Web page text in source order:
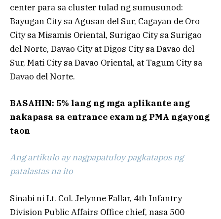
center para sa cluster tulad ng sumusunod:
Bayugan City sa Agusan del Sur, Cagayan de Oro
City sa Misamis Oriental, Surigao City sa Surigao
del Norte, Davao City at Digos City sa Davao del
Sur, Mati City sa Davao Oriental, at Tagum City sa
Davao del Norte.
BASAHIN: 5% lang ng mga aplikante ang
nakapasa sa entrance exam ng PMA ngayong
taon
Ang artikulo ay nagpapatuloy pagkatapos ng
patalastas na ito
Sinabi ni Lt. Col. Jelynne Fallar, 4th Infantry
Division Public Affairs Office chief, nasa 500